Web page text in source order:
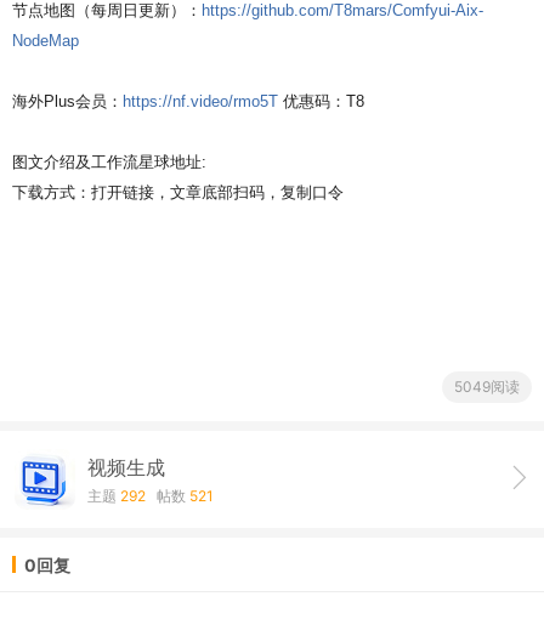
节点地图（每周日更新）： https://github.com/T8mars/Comfyui-Aix-
NodeMap
海外Plus会员： https://nf.video/rmo5T 优惠码：T8
图文介绍及工作流星球地址:
下载方式：打开链接，文章底部扫码，复制口令
5049阅读
视频生成
主题 292 帖数 521
0回复